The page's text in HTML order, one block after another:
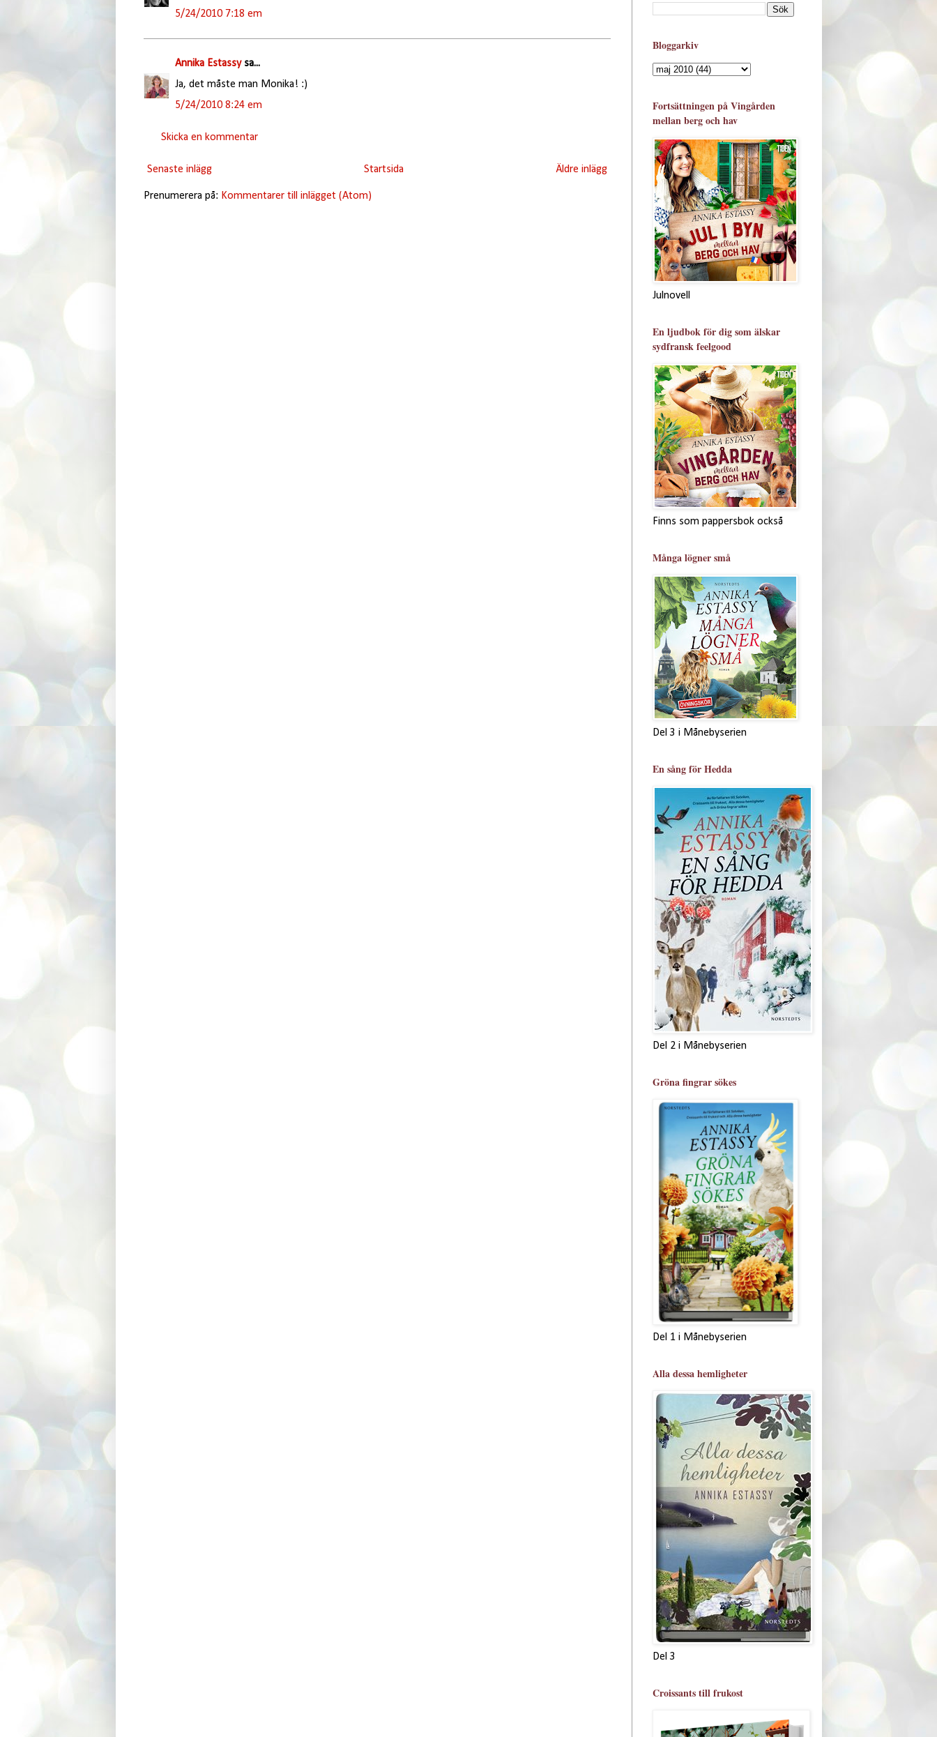
5/24/2010 7:18 em
Annika Estassysa...
Ja, det måste man Monika! :)
5/24/2010 8:24 em
Skicka en kommentar
Senaste inlägg Äldre inlägg
Startsida
Prenumerera på: Kommentarer till inlägget (Atom)
Bloggarkiv
Fortsättningen på Vingården
mellan berg och hav
Julnovell
En ljudbok för dig som älskar
sydfransk feelgood
Finns som pappersbok också
Många lögner små
Del 3 i Månebyserien
En sång för Hedda
Del 2 i Månebyserien
Gröna fingrar sökes
Del 1 i Månebyserien
Alla dessa hemligheter
Del 3
Croissants till frukost